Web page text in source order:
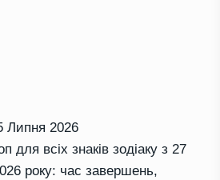
Липня 2026
для всіх знаків зодіаку з 27
року: час завершень,